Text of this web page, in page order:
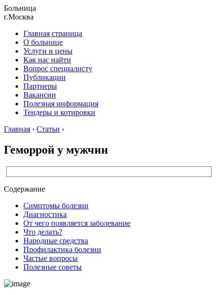
Больница
г.Москва
Главная страница
О больнице
Услуги и цены
Как нас найти
Вопрос специалисту
Публикации
Партнеры
Вакансии
Полезная информация
Тендеры и котировки
Главная › Статьи ›
Геморрой у мужчин
Содержание
Симптомы болезни
Диагностика
От чего появляется заболевание
Что делать?
Народные средства
Профилактика болезни
Частые вопросы
Полезные советы